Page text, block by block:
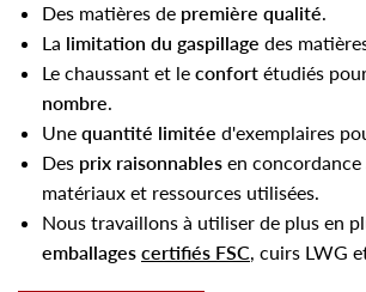
Des matières de première qualité.
La limitation du gaspillage des
Le chaussant et le confort étudiés
nombre.
Une quantité limitée d'exemplaires
Des prix raisonnables en concordance
matériaux et ressources utilisées.
Nous travaillons à utiliser de plus en
emballages certifiés FSC, cuirs LWG